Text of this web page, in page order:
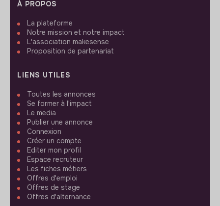
À PROPOS
La plateforme
Notre mission et notre impact
L'association makesense
Proposition de partenariat
LIENS UTILES
Toutes les annonces
Se former à l'impact
Le media
Publier une annonce
Connexion
Créer un compte
Editer mon profil
Espace recruteur
Les fiches métiers
Offres d'emploi
Offres de stage
Offres d'alternance